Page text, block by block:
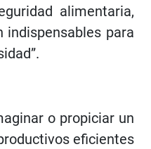
alimentaria,
indispensables para
o propiciar un
eficientes